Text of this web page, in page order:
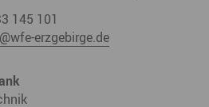
145 101
erzgebirge.de